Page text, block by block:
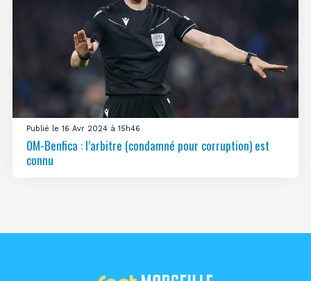
Publié le 16 Avr 2024 à 15h46
OM-Benfica : l’arbitre (condamné pour corruption) est
connu